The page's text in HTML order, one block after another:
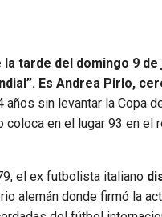
la tarde del domingo 9
Es Andrea Pirlo,
sin levantar la Copa
en el lugar 93 en
el ex futbolista italiano
alemán donde firmó la